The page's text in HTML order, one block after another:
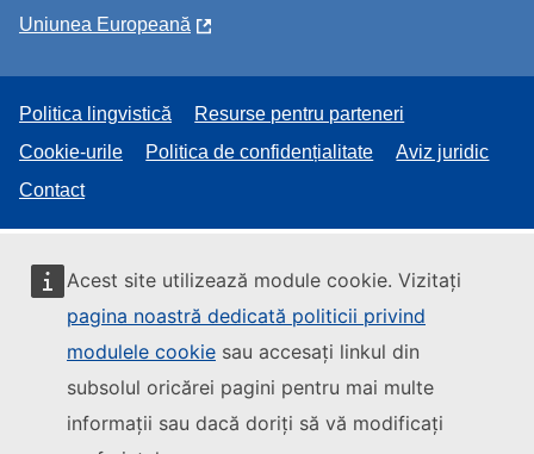
Acest site utilizează module cookie. Vizitați
pagina noastră dedicată politicii privind
modulele cookie sau accesați linkul din
subsolul oricărei pagini pentru mai multe
informații sau dacă doriți să vă modificați
Uniunea Europeană
Politica lingvistică
Resurse pentru parteneri
Cookie-urile
Politica de confidențialitate
Aviz juridic
Contact